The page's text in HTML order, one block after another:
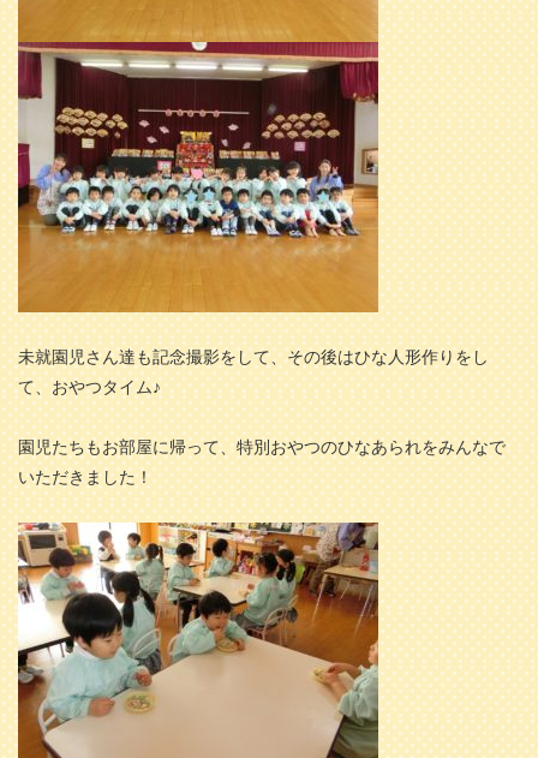
未就園児さん達も記念撮影をして、その後はひな人形作りをし
て、おやつタイム♪
園児たちもお部屋に帰って、特別おやつのひなあられをみんなで
いただきました！